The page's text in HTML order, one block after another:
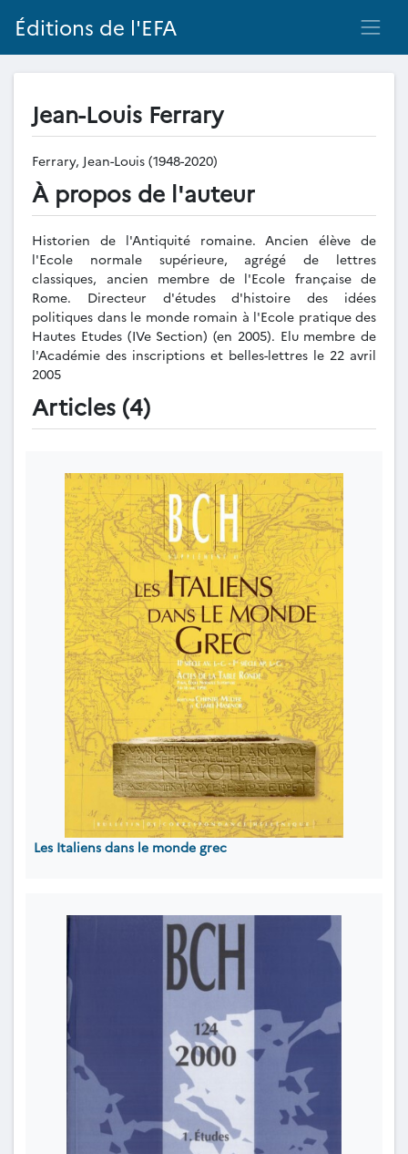
Éditions de l'EFA
Jean-Louis Ferrary
Ferrary, Jean-Louis (1948-2020)
À propos de l'auteur
Historien de l'Antiquité romaine. Ancien élève de
l'Ecole normale supérieure, agrégé de lettres
classiques, ancien membre de l'Ecole française de
Rome. Directeur d'études d'histoire des idées
politiques dans le monde romain à l'Ecole pratique des
Hautes Etudes (IVe Section) (en 2005). Elu membre de
l'Académie des inscriptions et belles-lettres le 22 avril
2005
Articles (4)
Les Italiens dans le monde grec